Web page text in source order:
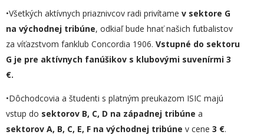
•Všetkých aktívnych priaznivcov radi privítame v sektore G
na východnej tribúne, odkiaľ bude hnať našich futbalistov
za víťazstvom fanklub Concordia 1906. Vstupné do sektoru
G je pre aktívnych fanúšikov s klubovými suvenírmi 3
€.
•Dôchodcovia a študenti s platným preukazom ISIC majú
vstup do sektorov B, C, D na západnej tribúne a
sektorov A, B, C, E, F na východnej tribúne v cene 3 €.